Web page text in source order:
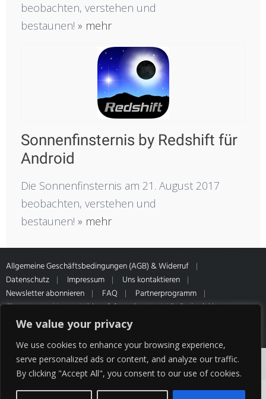
We value your privacy
We use cookies to enhance your browsing experience,
serve personalized ads or content, and analyze our traffic.
By clicking "Accept All", you consent to our use of cookies.
beobachten, verstehen und
bestaunen! » mehr
Sonnenfinsternis by Redshift für
Android
Die Sonnenfinsternis am 21. August 2017
beobachten, verstehen und
bestaunen! » mehr
Allgemeine Geschäftsbedingungen (AGB) & Widerruf
Datenschutz
Impressum
Uns kontaktieren
Newsletter abonnieren
FAQ
Partnerprogramm
Sitemap
Muster-Widerrufsformular
* Alle Preise inkl.
gesetzl. MwSt. Zahlung- & Versandinformationen unseres Partners
Cookies erleichtern die Bereitstellung unserer
Dienste. Mit der Nutzung unserer Dienste
erklären Sie sich damit einverstanden, dass wir